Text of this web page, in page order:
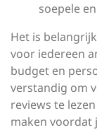
soepele
Het is
voor iedereen
budget en
verstandig om
reviews te
maken voordat